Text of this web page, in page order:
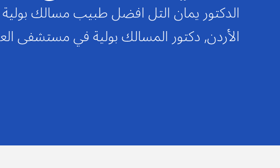
الدكتور يمان التل افضل طبيب مسالك
الأردن, دكتور المسالك بولية في مستشفى